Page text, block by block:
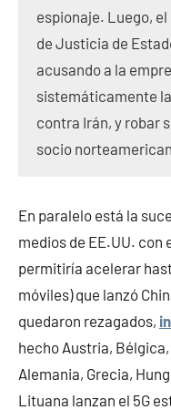
espionaje. Luego,
de Justicia de
acusando a la
sistemáticamente
contra Irán, y robar
socio
En paralelo está la
medios de EE.UU. con
permitiría acelerar
móviles) que lanzó
quedaron rezagados,
hecho Austria,
Alemania, Grecia,
Lituana lanzan el 5G